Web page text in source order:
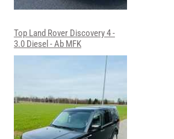
Top Land Rover Discovery 4 -
3.0 Diesel - Ab MFK